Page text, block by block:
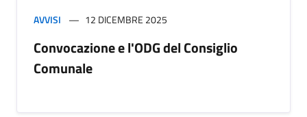
AVVISI 12 DICEMBRE 2025
Convocazione e l'ODG del Consiglio
Comunale